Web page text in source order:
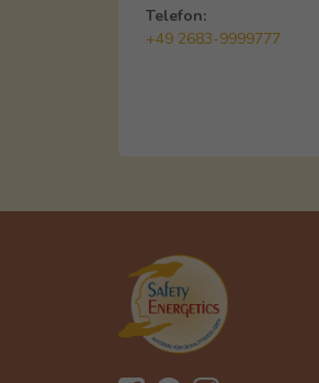
Telefon:
+49 2683-9999777